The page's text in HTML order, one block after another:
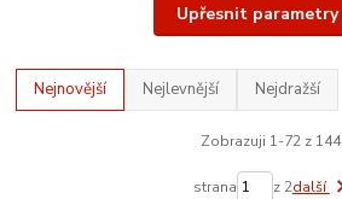
Upřesnit parametry
Nejnovější Nejlevnější Nejdražší
Zobrazuji 1-72 z 144
strana z 2další